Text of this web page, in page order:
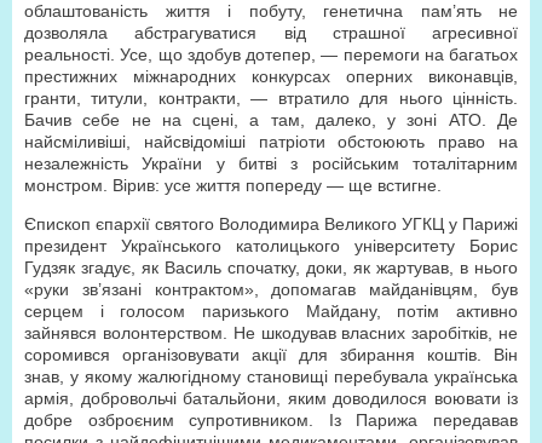
облаштованість життя і побуту, генетична пам’ять не
дозволяла абстрагуватися від страшної агресивної
реальності. Усе, що здобув дотепер, — перемоги на багатьох
престижних міжнародних конкурсах оперних виконавців,
гранти, титули, контракти, — втратило для нього цінність.
Бачив себе не на сцені, а там, далеко, у зоні АТО. Де
найсміливіші, найсвідоміші патріоти обстоюють право на
незалежність України у битві з російським тоталітарним
монстром. Вірив: усе життя попереду — ще встигне.
Єпископ єпархії святого Володимира Великого УГКЦ у Парижі
президент Українського католицького університету Борис
Гудзяк згадує, як Василь спочатку, доки, як жартував, в нього
«руки зв’язані контрактом», допомагав майданівцям, був
серцем і голосом паризького Майдану, потім активно
зайнявся волонтерством. Не шкодував власних заробітків, не
соромився організовувати акції для збирання коштів. Він
знав, у якому жалюгідному становищі перебувала українська
армія, добровольчі батальйони, яким доводилося воювати із
добре озброєним супротивником. Із Парижа передавав